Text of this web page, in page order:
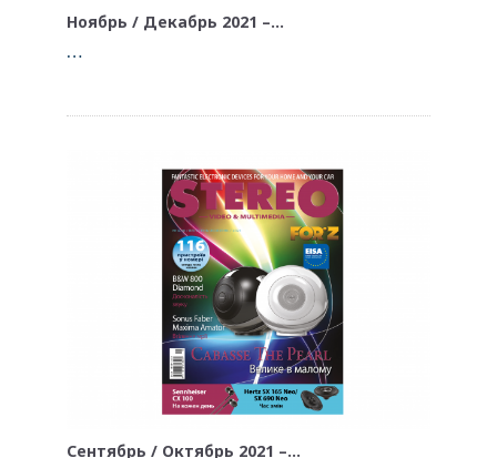
Ноябрь / Декабрь 2021 –…
…
Сентябрь / Октябрь 2021 –…